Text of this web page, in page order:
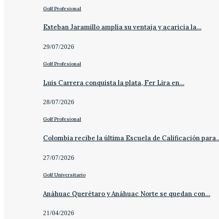
Golf Profesional
Esteban Jaramillo amplía su ventaja y acaricia la…
29/07/2026
Golf Profesional
Luis Carrera conquista la plata, Fer Lira en…
28/07/2026
Golf Profesional
Colombia recibe la última Escuela de Calificación
27/07/2026
Golf Universitario
Anáhuac Querétaro y Anáhuac Norte se quedan con…
21/04/2026